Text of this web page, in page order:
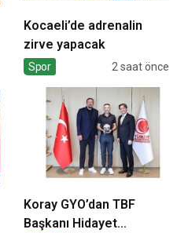
Kocaeli’de adrenalin
zirve yapacak
Spor 2 saat önce
Koray GYO’dan TBF
Başkanı Hidayet